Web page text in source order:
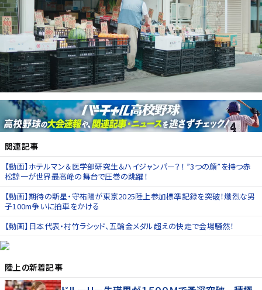
関連記事
【動画】ホテルマン＆医学部研究生＆ハイジャンパー？！ ”3つの顔”を持つ赤
松諒一が世界最高峰の舞台で圧巻の跳躍！
【動画】期待の新星・守祐陽が東京2025陸上参加標準記録を突破！熾烈な男
子100m争いに拍車をかける
【動画】日本代表・村竹ラシッド、五輪金メダル超えの快走で会場騒然！
陸上 の新着記事